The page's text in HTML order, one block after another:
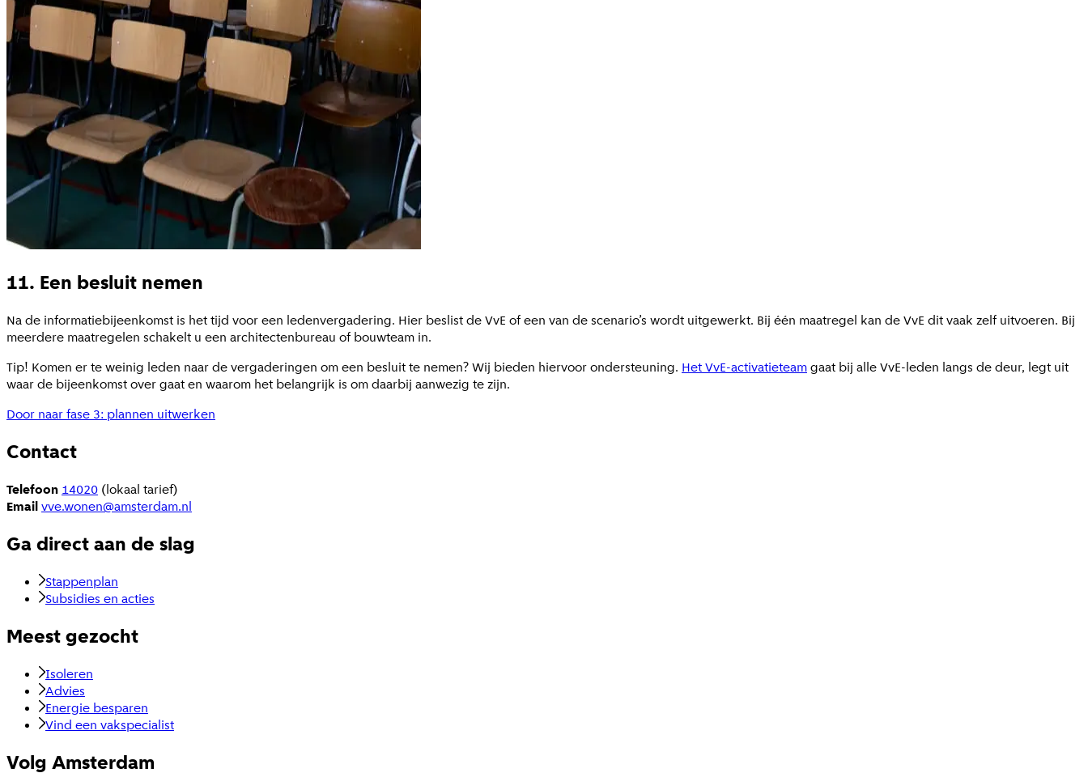
11. Een besluit nemen
Na de informatiebijeenkomst is het tijd voor een ledenvergadering. Hier beslist de VvE of een van de scenario’s wordt uitgewerkt. Bij één maatregel kan de VvE dit vaak zelf uitvoeren. Bij
meerdere maatregelen schakelt u een architectenbureau of bouwteam in.
Tip! Komen er te weinig leden naar de vergaderingen om een besluit te nemen? Wij bieden hiervoor ondersteuning. Het VvE-activatieteamgaat bij alle VvE-leden langs de deur, legt uit
waar de bijeenkomst over gaat en waarom het belangrijk is om daarbij aanwezig te zijn.
Door naar fase 3: plannen uitwerken
Contact
Telefoon 14020 (lokaal tarief)
Emailvve.wonen@amsterdam.nl
Ga direct aan de slag
Stappenplan
Subsidies en acties
Meest gezocht
Isoleren
Advies
Energie besparen
Vind een vakspecialist
Volg Amsterdam